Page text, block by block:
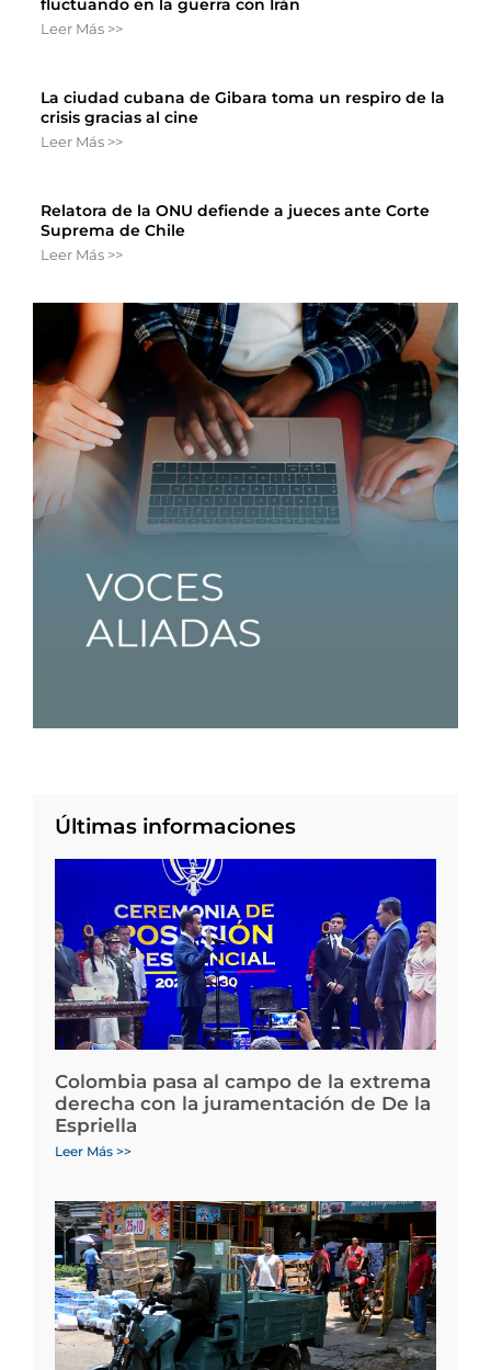
fluctuando en la guerra con Irán
Leer Más >>
La ciudad cubana de Gibara toma un respiro de la
crisis gracias al cine
Leer Más >>
Relatora de la ONU defiende a jueces ante Corte
Suprema de Chile
Leer Más >>
Últimas informaciones
Colombia pasa al campo de la extrema
derecha con la juramentación de De la
Espriella
Leer Más >>